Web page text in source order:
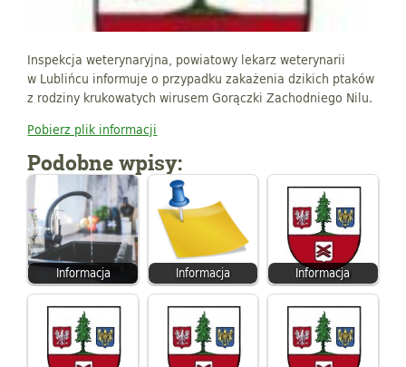
Inspekcja weterynaryjna, powiatowy lekarz weterynarii
w Lublińcu informuje o przypadku zakażenia dzikich ptaków
z rodziny krukowatych wirusem Gorączki Zachodniego Nilu.
Pobierz plik informacji
Podobne wpisy:
Informacja Informacja Informacja